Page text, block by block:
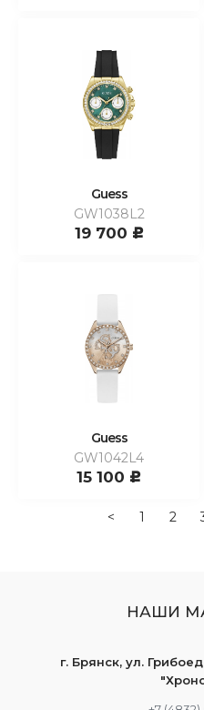
Guess
GW1038L2
19 700 c
Guess
GW1042L4
15 100 c
< 1 2
НАШИ
г. Брянск, ул.